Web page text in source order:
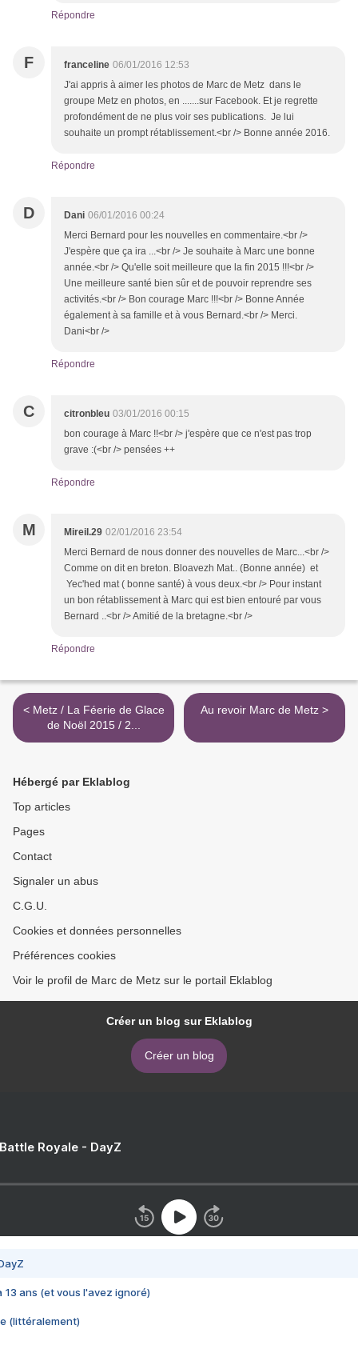
Répondre
F franceline 06/01/2016 12:53
J'ai appris à aimer les photos de Marc de Metz dans le
groupe Metz en photos, en .......sur Facebook. Et je regrette
profondément de ne plus voir ses publications. Je lui
souhaite un prompt rétablissement.<br /> Bonne année 2016.
Répondre
D Dani 06/01/2016 00:24
Merci Bernard pour les nouvelles en commentaire.<br />
J'espère que ça ira ...<br /> Je souhaite à Marc une bonne
année.<br /> Qu'elle soit meilleure que la fin 2015 !!!<br />
Une meilleure santé bien sûr et de pouvoir reprendre ses
activités.<br /> Bon courage Marc !!!<br /> Bonne Année
également à sa famille et à vous Bernard.<br /> Merci.
Dani<br />
Répondre
C citronbleu 03/01/2016 00:15
bon courage à Marc !!<br /> j'espère que ce n'est pas trop
grave :(<br /> pensées ++
Répondre
M Mireil.29 02/01/2016 23:54
Merci Bernard de nous donner des nouvelles de Marc...<br />
Comme on dit en breton. Bloavezh Mat.. (Bonne année) et
Yec'hed mat ( bonne santé) à vous deux.<br /> Pour instant
un bon rétablissement à Marc qui est bien entouré par vous
Bernard ..<br /> Amitié de la bretagne.<br />
Répondre
< Metz / La Féerie de Glace
de Noël 2015 / 2...
Au revoir Marc de Metz >
Hébergé par Eklablog
Top articles
Pages
Contact
Signaler un abus
C.G.U.
Cookies et données personnelles
Préférences cookies
Voir le profil de Marc de Metz sur le portail Eklablog
Créer un blog sur Eklablog
Créer un blog
Royale - DayZ
13 ans (et vous l'avez ignoré)
(littéralement)